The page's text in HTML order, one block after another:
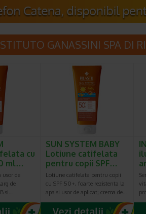
GANASSINI SPA DI
cu
ml…
usor de
de
si…
SUN SYSTEM BABY
Lotiune catifelata
pentru copii SPF…
Lotiune catifelata pentru copii
cu SPF 50+, foarte rezistenta la
apa si usor de aplicat; crema de…